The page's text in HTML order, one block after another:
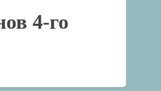
4-го